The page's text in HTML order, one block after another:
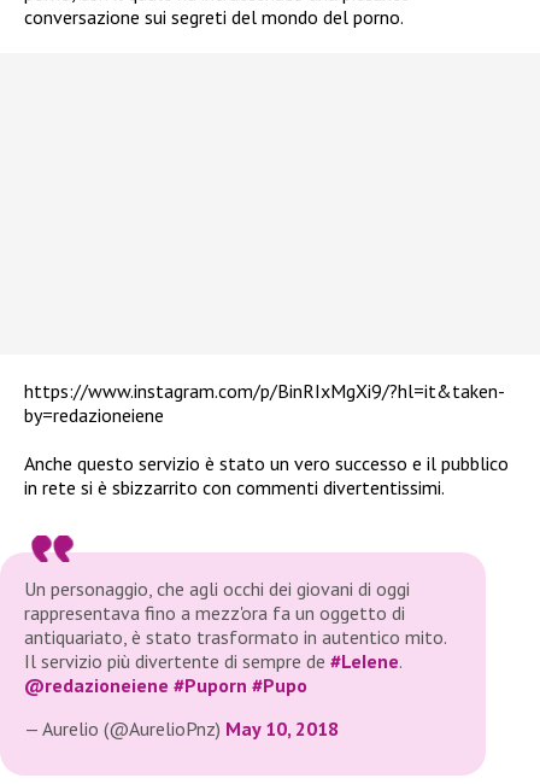
conversazione sui segreti del mondo del porno.
https://www.instagram.com/p/BinRIxMgXi9/?hl=it&taken-
by=redazioneiene
Anche questo servizio è stato un vero successo e il pubblico
in rete si è sbizzarrito con commenti divertentissimi.
Un personaggio, che agli occhi dei giovani di oggi
rappresentava fino a mezz'ora fa un oggetto di
antiquariato, è stato trasformato in autentico mito.
Il servizio più divertente di sempre de #LeIene.
@redazioneiene #Puporn #Pupo
— Aurelio (@AurelioPnz) May 10, 2018